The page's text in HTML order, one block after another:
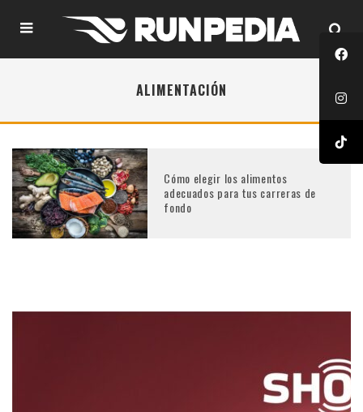
ALIMENTACIÓN
Cómo elegir los alimentos
adecuados para tus carreras de
fondo